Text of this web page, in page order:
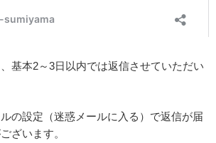
基本2～3日以内では返信させていただい
の設定（迷惑メールに入る）で返信が届
ざいます。